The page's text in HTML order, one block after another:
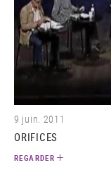
9 juin. 2011
ORIFICES
REGARDER